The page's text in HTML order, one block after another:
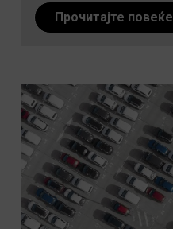
Прочитајте повеќе